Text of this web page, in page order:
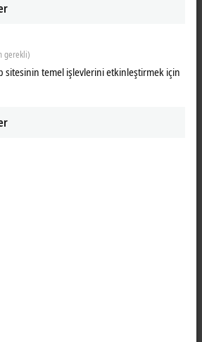
gerekli)
sitesinin temel işlevlerini etkinleştirmek için